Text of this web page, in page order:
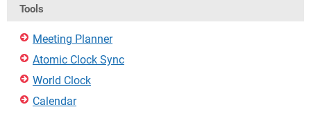
Tools
Meeting Planner
Atomic Clock Sync
World Clock
Calendar